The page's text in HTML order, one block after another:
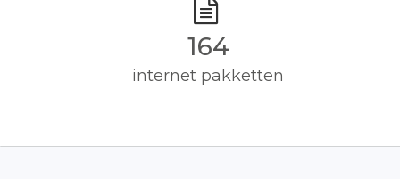
165
internet pakketten